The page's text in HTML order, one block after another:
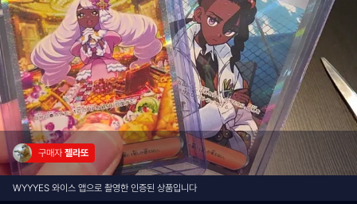
구매자 젤라또
WYYYES 와이스 앱으로 촬영한 인증된 상품입니다